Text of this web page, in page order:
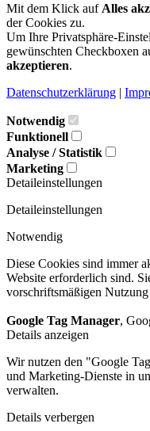
Mit dem Klick auf Alles
der Cookies zu.
Um Ihre Privatsphäre-
gewünschten Checkboxen
akzeptieren.
Datenschutzerklärung |
Notwendig
Funktionell
Analyse / Statistik
Marketing
Detaileinstellungen
Detaileinstellungen
Notwendig
Diese Cookies sind immer
Website erforderlich sind.
vorschriftsmäßigen Nutzung
Google Tag Manager,
Details anzeigen
Wir nutzen den "Google
und Marketing-Dienste in
verwalten.
Details verbergen